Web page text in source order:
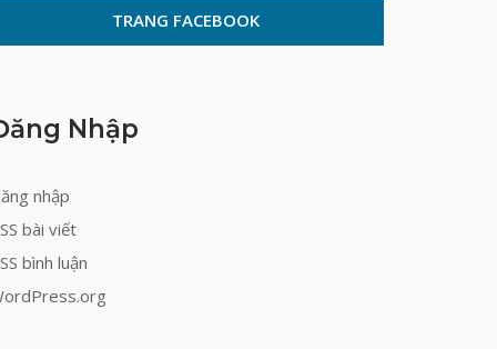
TRANG FACEBOOK
Nhập
nhập
bài viết
bình luận